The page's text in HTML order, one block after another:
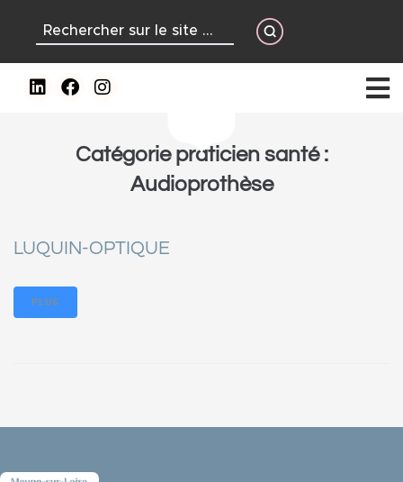
principal
Catégorie praticien santé :
Audioprothèse
LUQUIN-OPTIQUE
PLUS